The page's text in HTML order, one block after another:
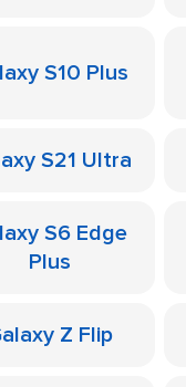
S10 Plus
S21 Ultra
S6 Edge
Plus
Z Flip